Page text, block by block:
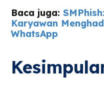
Baca juga:
Karyawan
WhatsApp